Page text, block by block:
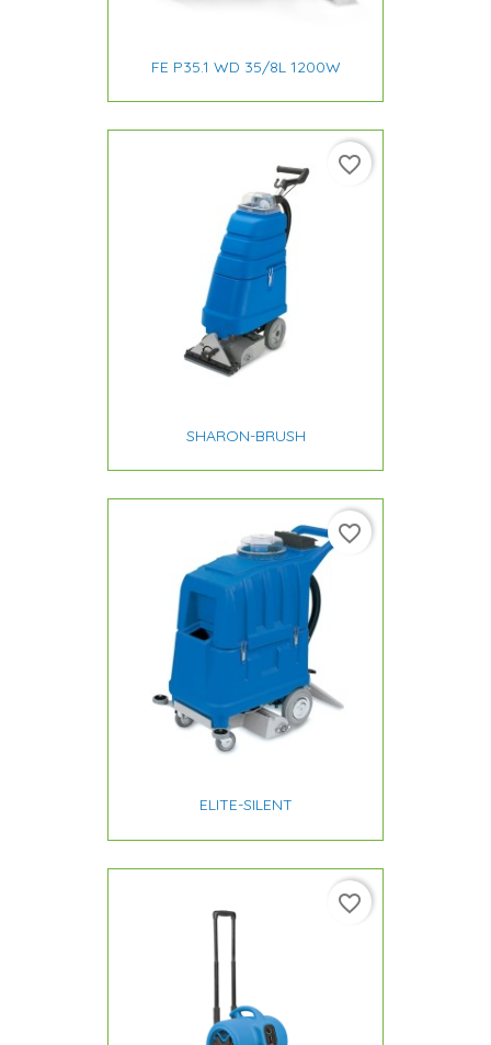
FE P35.1 WD 35/8L 1200W
SHARON-BRUSH
favorite_border
ELITE-SILENT
favorite_border
favorite_border